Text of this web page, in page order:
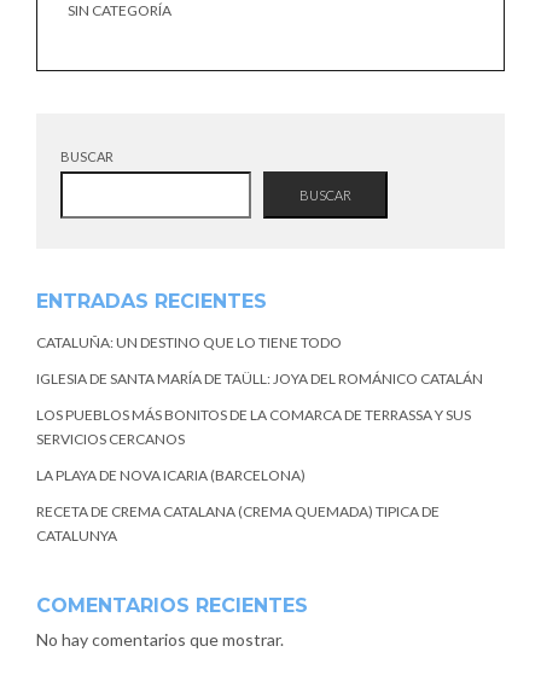
SIN CATEGORÍA
BUSCAR
BUSCAR
ENTRADAS RECIENTES
CATALUÑA: UN DESTINO QUE LO TIENE TODO
IGLESIA DE SANTA MARÍA DE TAÜLL: JOYA DEL ROMÁNICO CATALÁN
LOS PUEBLOS MÁS BONITOS DE LA COMARCA DE TERRASSA Y SUS
SERVICIOS CERCANOS
LA PLAYA DE NOVA ICARIA (BARCELONA)
RECETA DE CREMA CATALANA (CREMA QUEMADA) TIPICA DE
CATALUNYA
COMENTARIOS RECIENTES
No hay comentarios que mostrar.